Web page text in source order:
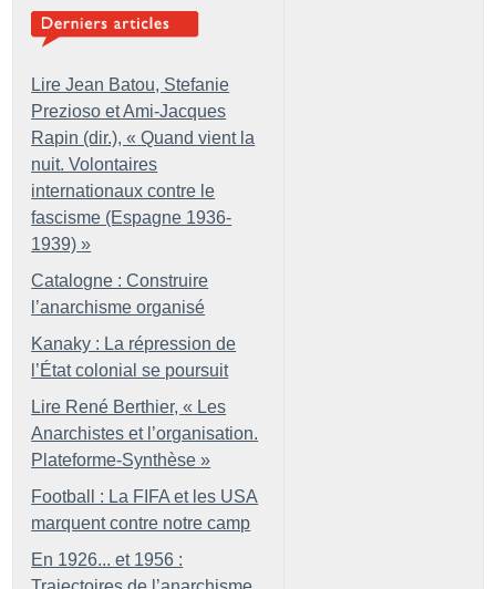
Lire Jean Batou, Stefanie
Prezioso et Ami-Jacques
Rapin (dir.), « Quand vient la
nuit. Volontaires
internationaux contre le
fascisme (Espagne 1936-
1939) »
Catalogne : Construire
l’anarchisme organisé
Kanaky : La répression de
l’État colonial se poursuit
Lire René Berthier, « Les
Anarchistes et l’organisation.
Plateforme-Synthèse »
Football : La FIFA et les USA
marquent contre notre camp
En 1926... et 1956 :